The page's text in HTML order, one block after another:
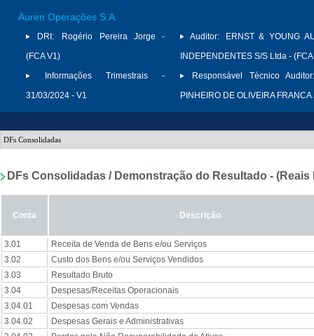
Auren Operações S.A.
DRI:
Rogério Pereira Jorge -
(FCA V1)
Informações Trimestrais -
31/03/2024 - V1
Auditor:
ERNST & YOUNG
INDEPENDENTES S/S Ltda -
Responsável Técnico
PINHEIRO DE OLIVEIRA